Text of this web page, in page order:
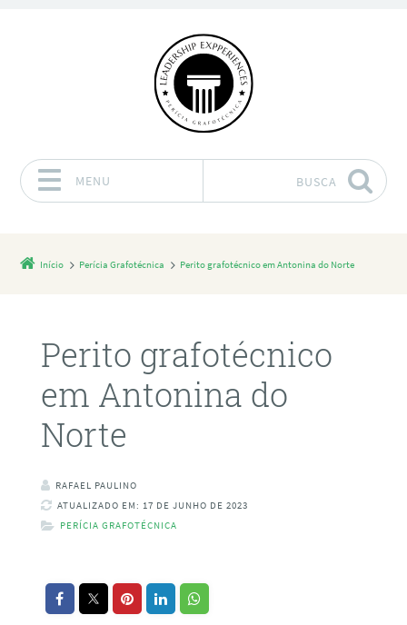
MENU BUSCA
Início Perícia Grafotécnica Perito grafotécnico em Antonina do Norte
Perito grafotécnico
em Antonina do
Norte
RAFAEL PAULINO
ATUALIZADO EM: 17 DE JUNHO DE 2023
PERÍCIA GRAFOTÉCNICA